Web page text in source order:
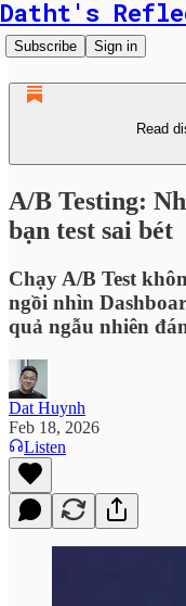
Datht's
Subscribe Sign in
Read
A/B Testing:
bạn test sai bét
Chạy A/B Test
ngồi nhìn
quả ngẫu nhiên
Dat Huynh
Feb 18, 2026
Listen